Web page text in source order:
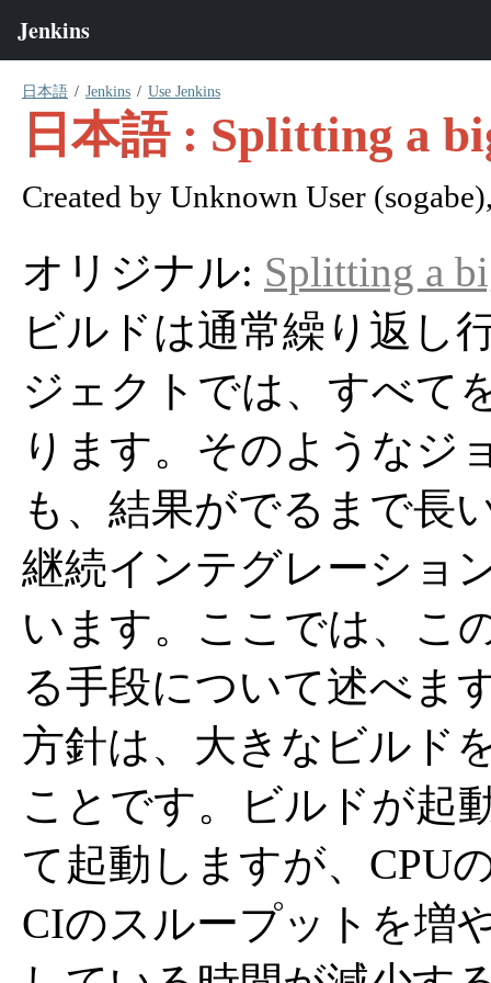
日本語 Jenkins Use Jenkins
日本語 : Splitting a
Created by Unknown User (sogabe)
オリジナル: Splitting a
ビルドは通常繰り返し
ジェクトでは、すべて
ります。そのようなジ
も、結果がでるまで長
継続インテグレーショ
います。ここでは、こ
る手段について述べま
方針は、大きなビルド
ことです。ビルドが起
て起動しますが、CPU
CIのスループットを増